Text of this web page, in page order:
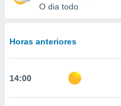
ou
O dia todo
Horas anteriores
14:00